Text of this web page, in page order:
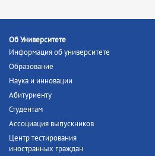
Об Университете
Информация об университете
Образование
Наука и инновации
Абитуриенту
Студентам
Ассоциация выпускников
Центр тестирования
иностранных граждан